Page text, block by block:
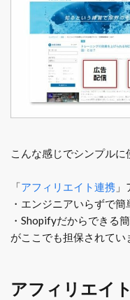
こんな感じでシンプルに
「アフィリエイト連携
・エンジニアいらずで簡
・Shopifyだからできる
がここでも担保されてい
アフィリエイ